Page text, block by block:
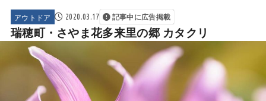
アウトドア 2020.03.17 記事中に広告掲載
瑞穂町・さやま花多来里の郷 カタクリ